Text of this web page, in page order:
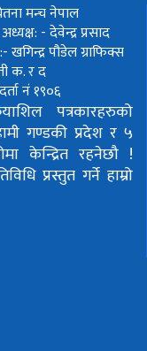
मन्च नेपाल
अध्यक्ष: - देवेन्द्र प्रसाद
खगिन्द्र पौडेलग्राफिक्स
क. र द
नं १९०६
पत्रकारहरुको
गण्डकी प्रदेश र ५
केन्द्रित रहनेछौ !
प्रस्तुत गर्ने हाम्रो